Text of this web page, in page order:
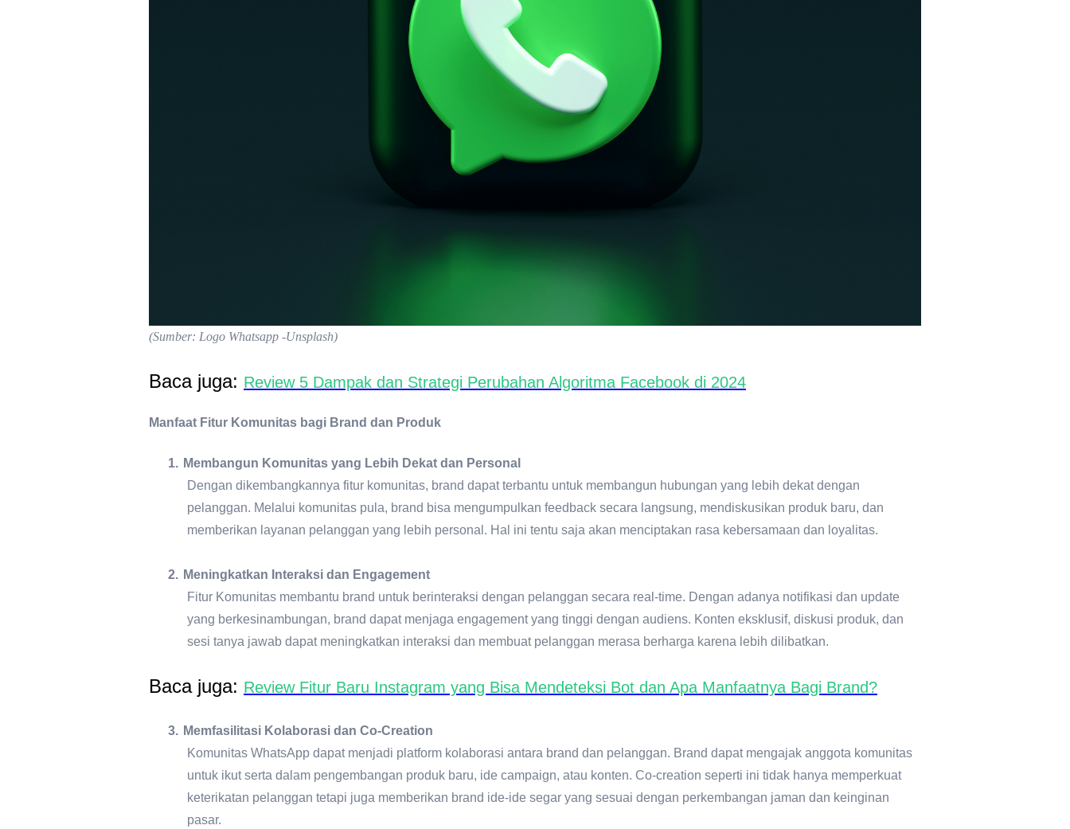
(Sumber: Logo Whatsapp -Unsplash)
Baca juga: Review 5 Dampak dan Strategi Perubahan Algoritma Facebook di 2024
Manfaat Fitur Komunitas bagi Brand dan Produk
1. Membangun Komunitas yang Lebih Dekat dan Personal
Dengan dikembangkannya fitur komunitas, brand dapat terbantu untuk membangun hubungan yang lebih dekat dengan
pelanggan. Melalui komunitas pula, brand bisa mengumpulkan feedback secara langsung, mendiskusikan produk baru, dan
memberikan layanan pelanggan yang lebih personal. Hal ini tentu saja akan menciptakan rasa kebersamaan dan loyalitas.
2. Meningkatkan Interaksi dan Engagement
Fitur Komunitas membantu brand untuk berinteraksi dengan pelanggan secara real-time. Dengan adanya notifikasi dan update
yang berkesinambungan, brand dapat menjaga engagement yang tinggi dengan audiens. Konten eksklusif, diskusi produk, dan
sesi tanya jawab dapat meningkatkan interaksi dan membuat pelanggan merasa berharga karena lebih dilibatkan.
Baca juga: Review Fitur Baru Instagram yang Bisa Mendeteksi Bot dan Apa Manfaatnya Bagi Brand?
3. Memfasilitasi Kolaborasi dan Co-Creation
Komunitas WhatsApp dapat menjadi platform kolaborasi antara brand dan pelanggan. Brand dapat mengajak anggota komunitas
untuk ikut serta dalam pengembangan produk baru, ide campaign, atau konten. Co-creation seperti ini tidak hanya memperkuat
keterikatan pelanggan tetapi juga memberikan brand ide-ide segar yang sesuai dengan perkembangan jaman dan keinginan
pasar.